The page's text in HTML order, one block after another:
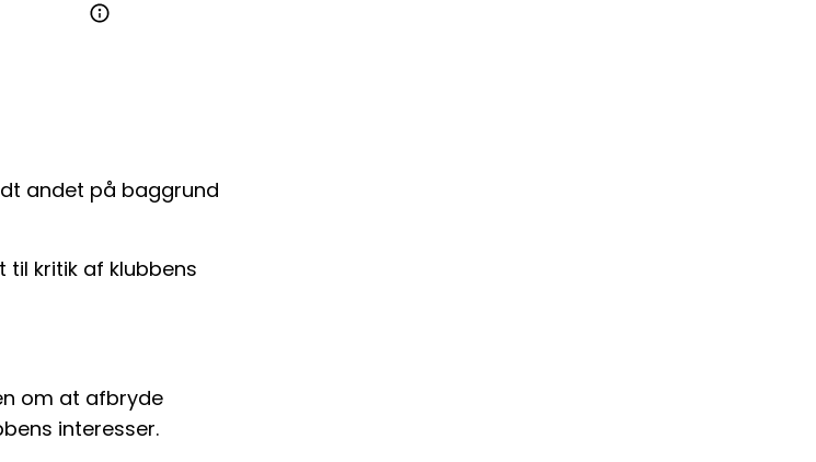
andet på baggrund
kritik af klubbens
om at afbryde
interesser.